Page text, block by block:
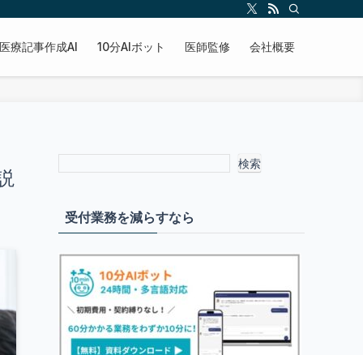
医療記事作成AI 10分AIボット 医師監修 会社概要
検索
受付業務を減らすなら